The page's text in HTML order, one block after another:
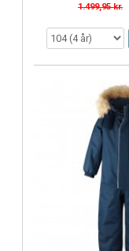
1.499,95 kr.